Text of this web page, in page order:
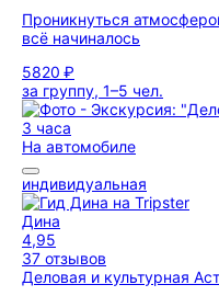
Проникнуться
всё начиналось
5820 ₽
за группу, 1–5 чел.
3 часа
На автомобиле
индивидуальная
Дина
4,95
37 отзывов
Деловая и культурная